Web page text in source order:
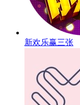
新欢乐赢三张